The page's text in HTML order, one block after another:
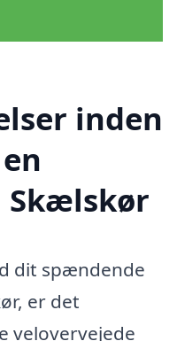
inden
dit spændende
er det
velovervejede